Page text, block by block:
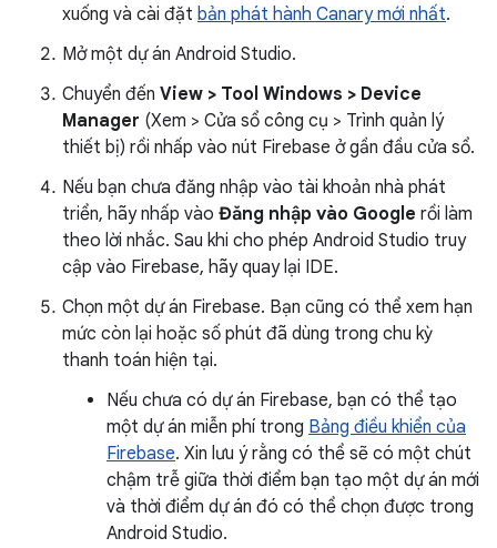
xuống và cài đặt bản phát hành Canary mới nhất.
Mở một dự án Android Studio.
Chuyển đến View > Tool Windows > Device
Manager (Xem > Cửa sổ công cụ > Trình quản lý
thiết bị) rồi nhấp vào nút Firebase ở gần đầu cửa sổ.
Nếu bạn chưa đăng nhập vào tài khoản nhà phát
triển, hãy nhấp vào Đăng nhập vào Google rồi làm
theo lời nhắc. Sau khi cho phép Android Studio truy
cập vào Firebase, hãy quay lại IDE.
Chọn một dự án Firebase. Bạn cũng có thể xem hạn
mức còn lại hoặc số phút đã dùng trong chu kỳ
thanh toán hiện tại.
Nếu chưa có dự án Firebase, bạn có thể tạo
một dự án miễn phí trong Bảng điều khiển của
Firebase. Xin lưu ý rằng có thể sẽ có một chút
chậm trễ giữa thời điểm bạn tạo một dự án mới
và thời điểm dự án đó có thể chọn được trong
Android Studio.